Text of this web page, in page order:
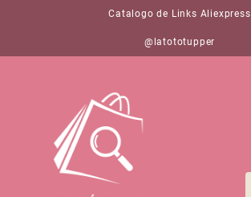
Catalogo de Links Aliexpress
@latototupper